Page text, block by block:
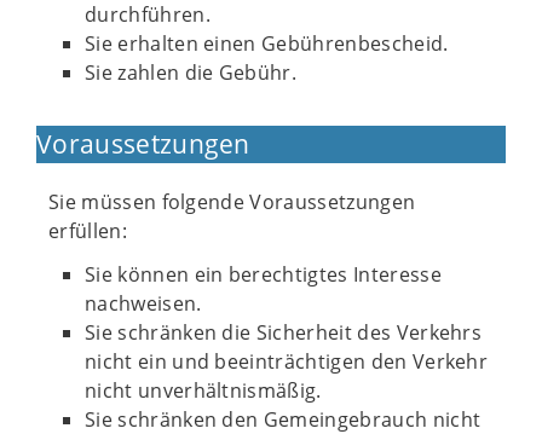
durchführen.
Sie erhalten einen Gebührenbescheid.
Sie zahlen die Gebühr.
Voraussetzungen
Sie müssen folgende Voraussetzungen
erfüllen:
Sie können ein berechtigtes Interesse
nachweisen.
Sie schränken die Sicherheit des Verkehrs
nicht ein und beeinträchtigen den Verkehr
nicht unverhältnismäßig.
Sie schränken den Gemeingebrauch nicht